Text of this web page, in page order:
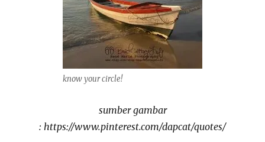
know your circle!
sumber gambar
: https://www.pinterest.com/dapcat/quotes/